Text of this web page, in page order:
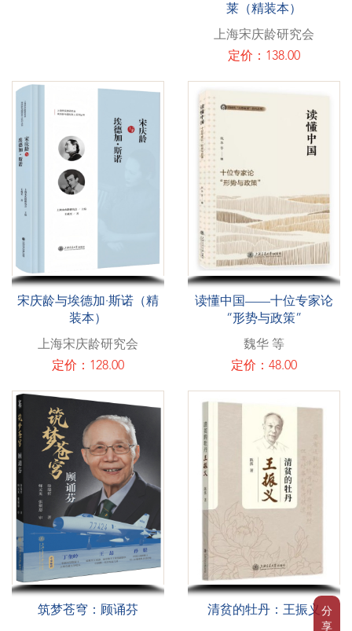
分
享
莱（精装本）
上海宋庆龄研究会
定价：138.00
宋庆龄与埃德加·斯诺（精
装本）
上海宋庆龄研究会
定价：128.00
读懂中国——十位专家论
“形势与政策”
魏华 等
定价：48.00
筑梦苍穹：顾诵芬 清贫的牡丹：王振义